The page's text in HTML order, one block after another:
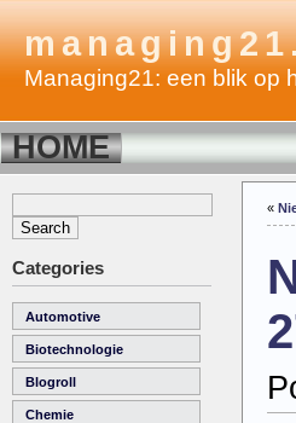
Managing21: een blik op
HOME
Categories
Automotive
Biotechnologie
Blogroll
Chemie
«